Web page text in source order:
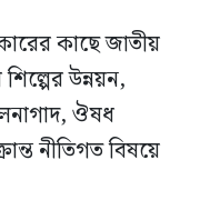
কাছে জাতীয়
উন্নয়ন,
ঔষধ
নীতিগত বিষয়ে